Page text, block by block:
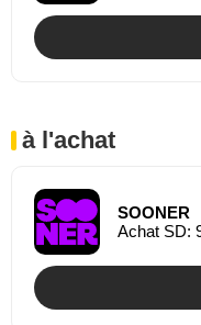
à l'achat
SOONER
Achat SD: